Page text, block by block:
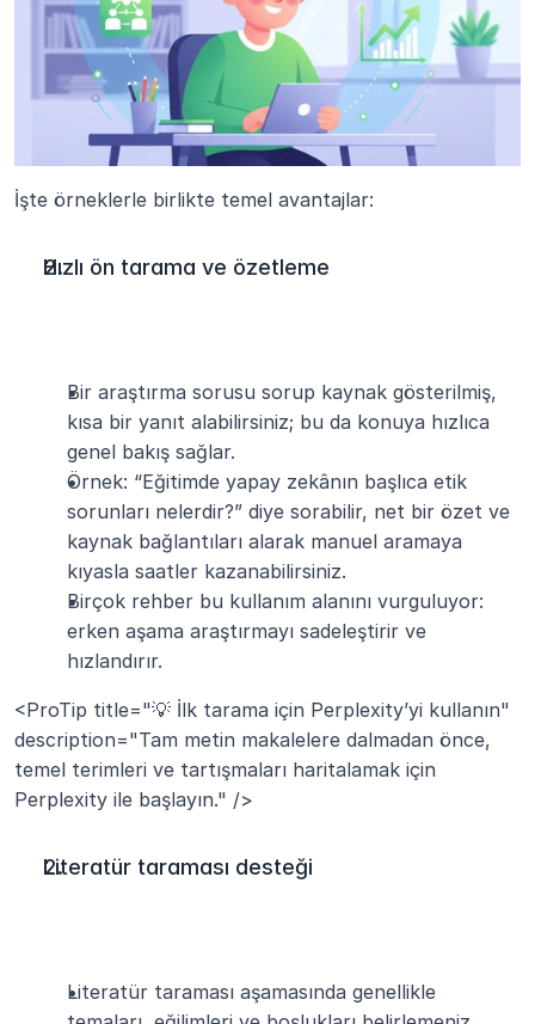
İşte örneklerle birlikte temel avantajlar:
Hızlı ön tarama ve özetleme
Bir araştırma sorusu sorup kaynak gösterilmiş,
kısa bir yanıt alabilirsiniz; bu da konuya hızlıca
genel bakış sağlar.
Örnek: “Eğitimde yapay zekânın başlıca etik
sorunları nelerdir?” diye sorabilir, net bir özet ve
kaynak bağlantıları alarak manuel aramaya
kıyasla saatler kazanabilirsiniz.
Birçok rehber bu kullanım alanını vurguluyor:
erken aşama araştırmayı sadeleştirir ve
hızlandırır.
<ProTip title="💡 İlk tarama için Perplexity’yi kullanın"
description="Tam metin makalelere dalmadan önce,
temel terimleri ve tartışmaları haritalamak için
Perplexity ile başlayın." />
Literatür taraması desteği
Literatür taraması aşamasında genellikle